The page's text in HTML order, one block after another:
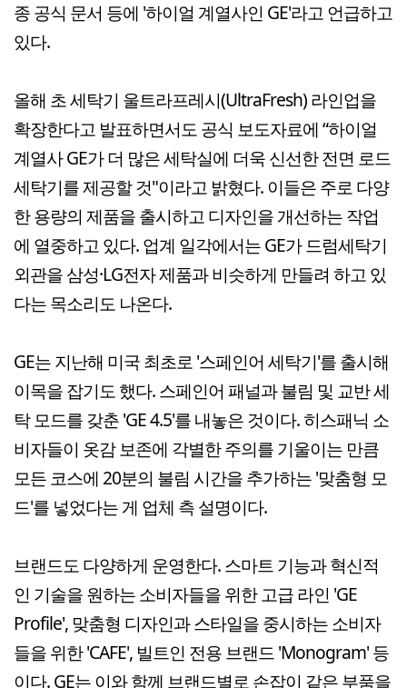
종 공식 문서 등에 '하이얼 계열사인 GE'라고 언급하고
있다.
올해 초 세탁기 울트라프레시(UltraFresh) 라인업을
확장한다고 발표하면서도 공식 보도자료에 “하이얼
계열사 GE가 더 많은 세탁실에 더욱 신선한 전면 로드
세탁기를 제공할 것"이라고 밝혔다. 이들은 주로 다양
한 용량의 제품을 출시하고 디자인을 개선하는 작업
에 열중하고 있다. 업계 일각에서는 GE가 드럼세탁기
외관을 삼성·LG전자 제품과 비슷하게 만들려 하고 있
다는 목소리도 나온다.
GE는 지난해 미국 최초로 '스페인어 세탁기'를 출시해
이목을 잡기도 했다. 스페인어 패널과 불림 및 교반 세
탁 모드를 갖춘 'GE 4.5'를 내놓은 것이다. 히스패닉 소
비자들이 옷감 보존에 각별한 주의를 기울이는 만큼
모든 코스에 20분의 불림 시간을 추가하는 '맞춤형 모
드'를 넣었다는 게 업체 측 설명이다.
브랜드도 다양하게 운영한다. 스마트 기능과 혁신적
인 기술을 원하는 소비자들을 위한 고급 라인 'GE
Profile', 맞춤형 디자인과 스타일을 중시하는 소비자
들을 위한 'CAFE', 빌트인 전용 브랜드 'Monogram' 등
이다. GE는 이와 함께 브랜드별로 손잡이 같은 부품을